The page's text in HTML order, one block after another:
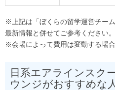
※上記は「ぼくらの留学運営チー
最新情報と併せてご参考ください。
※会場によって費用は変動する場合
日系エアラインスク
ウンジがおすすめな人